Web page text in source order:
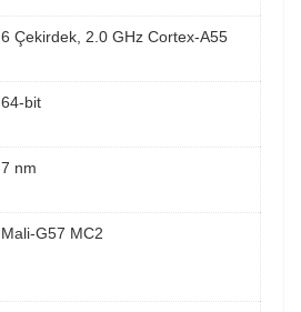
6 Çekirdek, 2.0 GHz Cortex-A55
64-bit
7 nm
Mali-G57 MC2